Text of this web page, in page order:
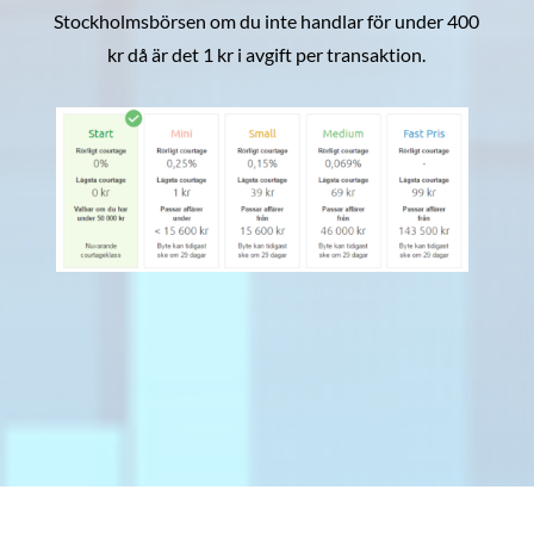
Stockholmsbörsen om du inte handlar för under 400
kr då är det 1 kr i avgift per transaktion.